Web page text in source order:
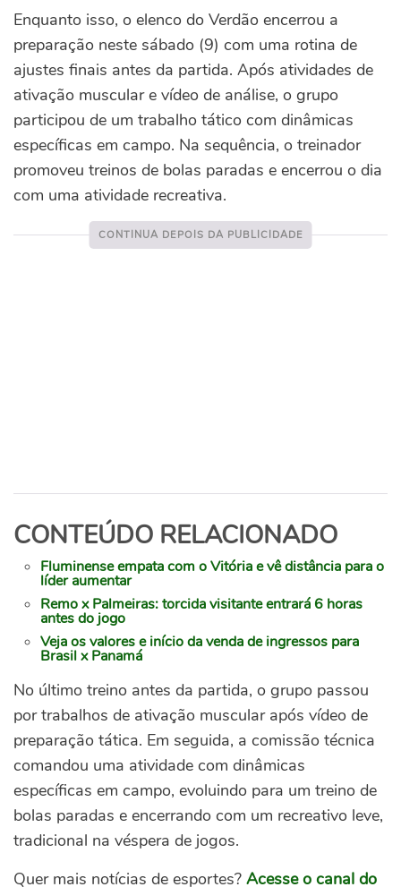
Enquanto isso, o elenco do Verdão encerrou a
preparação neste sábado (9) com uma rotina de
ajustes finais antes da partida. Após atividades de
ativação muscular e vídeo de análise, o grupo
participou de um trabalho tático com dinâmicas
específicas em campo. Na sequência, o treinador
promoveu treinos de bolas paradas e encerrou o dia
com uma atividade recreativa.
CONTEÚDO RELACIONADO
Fluminense empata com o Vitória e vê distância para o
líder aumentar
Remo x Palmeiras: torcida visitante entrará 6 horas
antes do jogo
Veja os valores e início da venda de ingressos para
Brasil x Panamá
No último treino antes da partida, o grupo passou
por trabalhos de ativação muscular após vídeo de
preparação tática. Em seguida, a comissão técnica
comandou uma atividade com dinâmicas
específicas em campo, evoluindo para um treino de
bolas paradas e encerrando com um recreativo leve,
tradicional na véspera de jogos.
Quer mais notícias de esportes? Acesse o canal do